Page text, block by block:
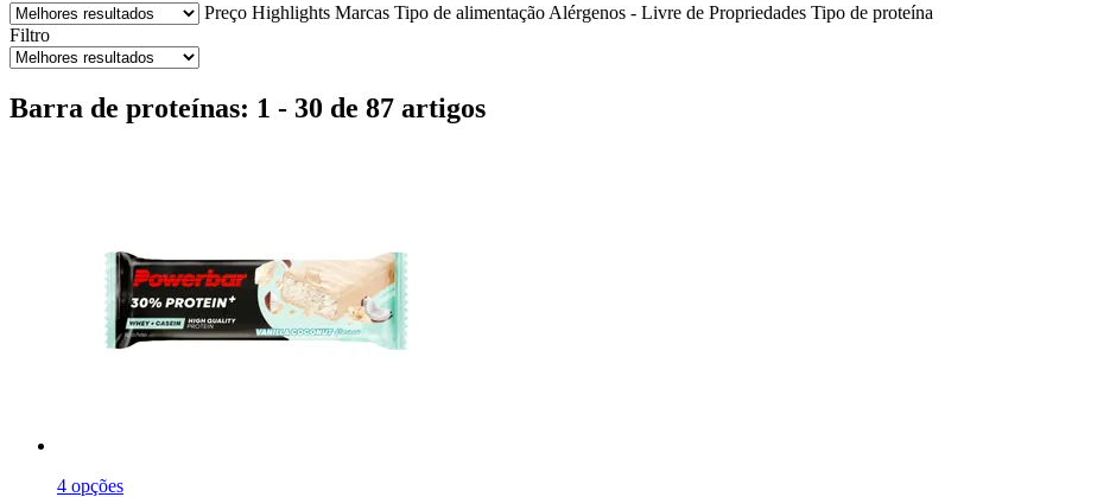
Preço Highlights Marcas Tipo de alimentação Alérgenos - Livre de Propriedades Tipo de proteína
Filtro
Barra de proteínas: 1 - 30 de 87 artigos
4 opções